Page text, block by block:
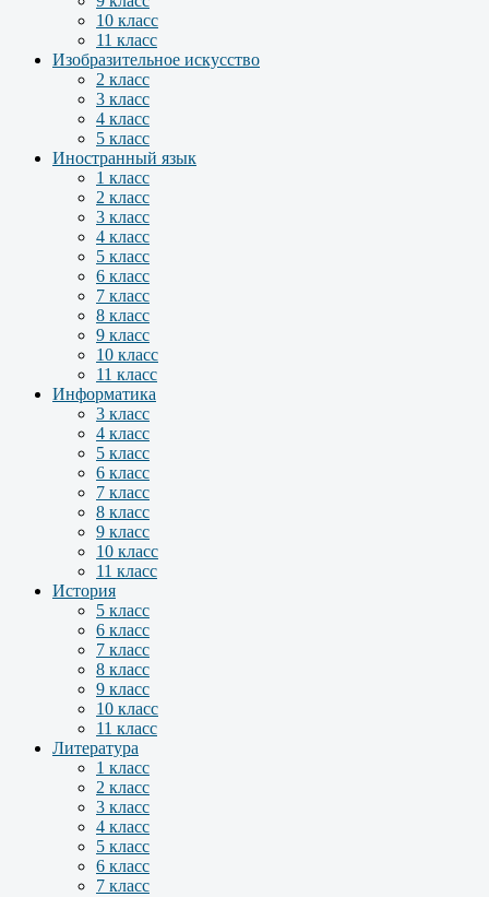
10 класс
11 класс
Изобразительное искусство
2 класс
3 класс
4 класс
5 класс
Иностранный язык
1 класс
2 класс
3 класс
4 класс
5 класс
6 класс
7 класс
8 класс
9 класс
10 класс
11 класс
Информатика
3 класс
4 класс
5 класс
6 класс
7 класс
8 класс
9 класс
10 класс
11 класс
История
5 класс
6 класс
7 класс
8 класс
9 класс
10 класс
11 класс
Литература
1 класс
2 класс
3 класс
4 класс
5 класс
6 класс
7 класс